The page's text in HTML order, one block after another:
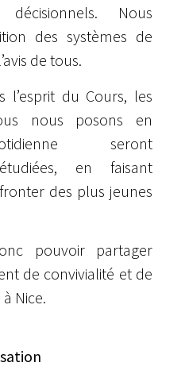
Nous
des systèmes de
de tous.
l’esprit du Cours, les
nous posons en
seront
en faisant
des plus jeunes
pouvoir partager
de convivialité et de
Nice.